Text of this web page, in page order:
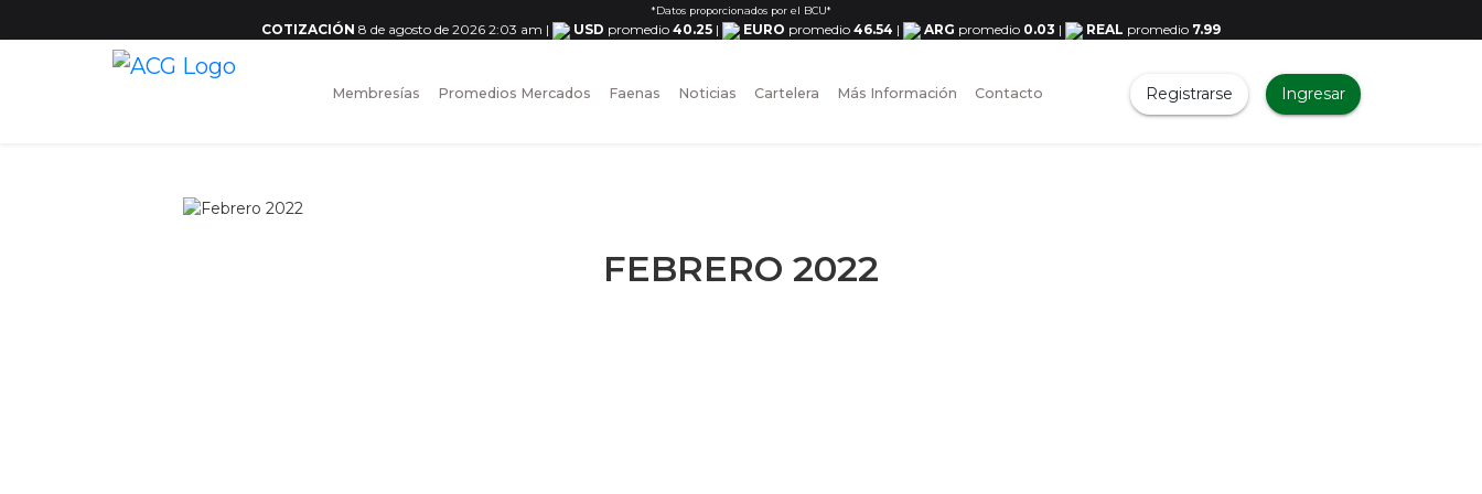
*Datos proporcionados por el BCU*
COTIZACIÓN 8 de agosto de 2026 2:03 am | USD promedio 40.25 | EURO promedio 46.54 | ARG promedio 0.03 | REAL promedio 7.99
Membresías Promedios Mercados Faenas Noticias Cartelera Más Información Contacto Registrarse Ingresar
FEBRERO 2022